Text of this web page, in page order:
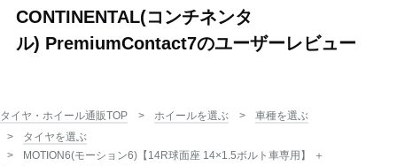
CONTINENTAL(コンチネンタ
ル) PremiumContact7のユーザーレビュー
タイヤ・ホイール通販TOP ホイールを選ぶ
車種を選ぶ
タイヤを選ぶ
MOTION6(モーション6)【14R球面座 14×1.5ボルト車専用】 ＋